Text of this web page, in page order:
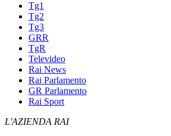
Tg1
Tg2
Tg3
GRR
TgR
Televideo
Rai News
Rai Parlamento
GR Parlamento
Rai Sport
L'AZIENDA RAI